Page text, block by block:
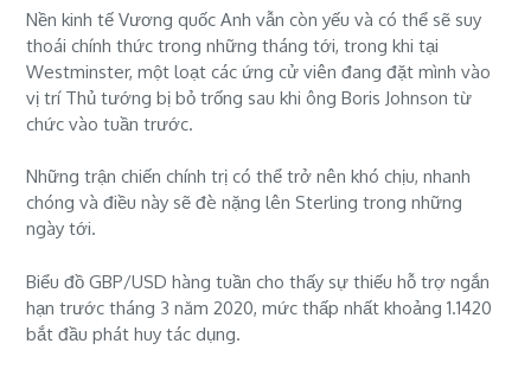
Nền kinh tế Vương quốc Anh vẫn còn yếu và có thể sẽ suy
thoái chính thức trong những tháng tới, trong khi tại
Westminster, một loạt các ứng cử viên đang đặt mình vào
vị trí Thủ tướng bị bỏ trống sau khi ông Boris Johnson từ
chức vào tuần trước.
Những trận chiến chính trị có thể trở nên khó chịu, nhanh
chóng và điều này sẽ đè nặng lên Sterling trong những
ngày tới.
Biểu đồ GBP/USD hàng tuần cho thấy sự thiếu hỗ trợ ngắn
hạn trước tháng 3 năm 2020, mức thấp nhất khoảng 1.1420
bắt đầu phát huy tác dụng.